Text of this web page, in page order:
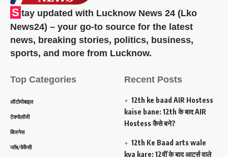
S tay updated with Lucknow News 24 (Lko
News24) – your go-to source for the latest
news, breaking stories, politics, business,
sports, and more from Lucknow.
Top Categories
ऑटोमोबाइल
टेक्नोलॉजी
बिजनेस
जॉब/वेकैंसी
Recent Posts
12th ke baad AIR Hostess
kaise bane: 12th के बाद AIR
Hostess कैसे बने?
12th Ke Baad arts wale
kya kare: 12वीं के बाद आर्ट्स वाले